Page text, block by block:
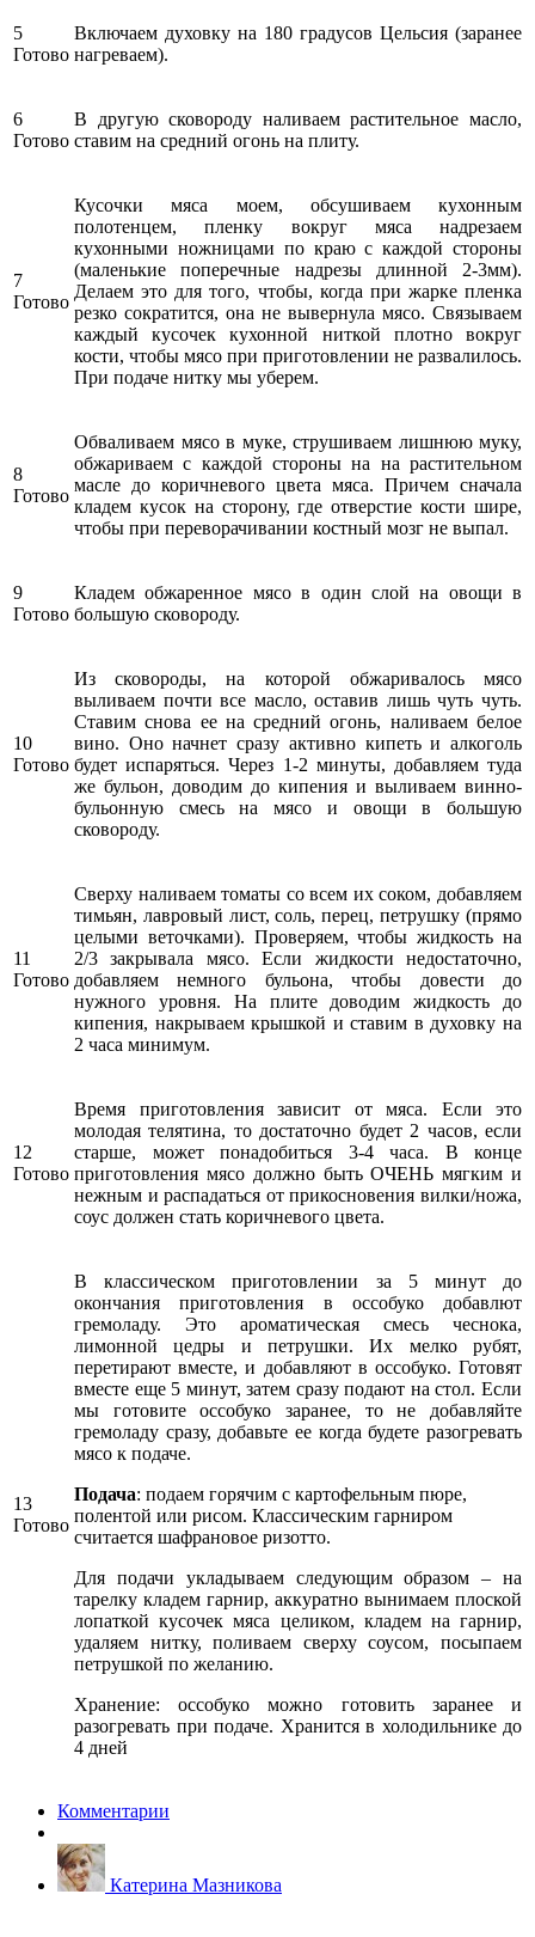
5
Готово
Включаем духовку на 180 градусов Цельсия (заранее
нагреваем).
6
Готово
В другую сковороду наливаем растительное масло,
ставим на средний огонь на плиту.
7
Готово
Кусочки мяса моем, обсушиваем кухонным
полотенцем, пленку вокруг мяса надрезаем
кухонными ножницами по краю с каждой стороны
(маленькие поперечные надрезы длинной 2-3мм).
Делаем это для того, чтобы, когда при жарке пленка
резко сократится, она не вывернула мясо. Связываем
каждый кусочек кухонной ниткой плотно вокруг
кости, чтобы мясо при приготовлении не развалилось.
При подаче нитку мы уберем.
8
Готово
Обваливаем мясо в муке, струшиваем лишнюю муку,
обжариваем с каждой стороны на на растительном
масле до коричневого цвета мяса. Причем сначала
кладем кусок на сторону, где отверстие кости шире,
чтобы при переворачивании костный мозг не выпал.
9
Готово
Кладем обжаренное мясо в один слой на овощи в
большую сковороду.
10
Готово
Из сковороды, на которой обжаривалось мясо
выливаем почти все масло, оставив лишь чуть чуть.
Ставим снова ее на средний огонь, наливаем белое
вино. Оно начнет сразу активно кипеть и алкоголь
будет испаряться. Через 1-2 минуты, добавляем туда
же бульон, доводим до кипения и выливаем винно-
бульонную смесь на мясо и овощи в большую
сковороду.
11
Готово
Сверху наливаем томаты со всем их соком, добавляем
тимьян, лавровый лист, соль, перец, петрушку (прямо
целыми веточками). Проверяем, чтобы жидкость на
2/3 закрывала мясо. Если жидкости недостаточно,
добавляем немного бульона, чтобы довести до
нужного уровня. На плите доводим жидкость до
кипения, накрываем крышкой и ставим в духовку на
2 часа минимум.
12
Готово
Время приготовления зависит от мяса. Если это
молодая телятина, то достаточно будет 2 часов, если
старше, может понадобиться 3-4 часа. В конце
приготовления мясо должно быть ОЧЕНЬ мягким и
нежным и распадаться от прикосновения вилки/ножа,
соус должен стать коричневого цвета.
13
Готово
В классическом приготовлении за 5 минут до
окончания приготовления в оссобуко добавлют
гремоладу. Это ароматическая смесь чеснока,
лимонной цедры и петрушки. Их мелко рубят,
перетирают вместе, и добавляют в оссобуко. Готовят
вместе еще 5 минут, затем сразу подают на стол. Если
мы готовите оссобуко заранее, то не добавляйте
гремоладу сразу, добавьте ее когда будете разогревать
мясо к подаче.
Подача: подаем горячим с картофельным пюре,
полентой или рисом. Классическим гарниром
считается шафрановое ризотто.
Для подачи укладываем следующим образом – на
тарелку кладем гарнир, аккуратно вынимаем плоской
лопаткой кусочек мяса целиком, кладем на гарнир,
удаляем нитку, поливаем сверху соусом, посыпаем
петрушкой по желанию.
Хранение: оссобуко можно готовить заранее и
разогревать при подаче. Хранится в холодильнике до
4 дней
Комментарии
Катерина Мазникова